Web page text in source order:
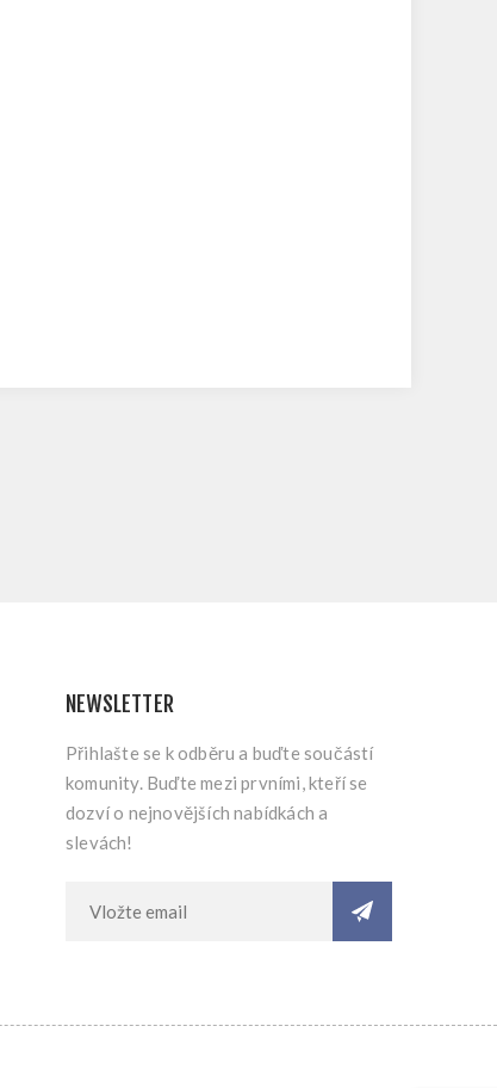
NEWSLETTER
Přihlašte se k odběru a buďte součástí
komunity. Buďte mezi prvními, kteří se
dozví o nejnovějších nabídkách a
slevách!